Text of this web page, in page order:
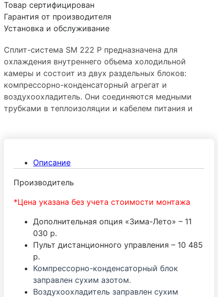
Товар сертифицирован
Гарантия от производителя
Установка и обслуживание
Сплит-система SM 222 P предназначена для
охлаждения внутреннего объема холодильной
камеры и состоит из двух раздельных блоков:
компрессорно-конденсаторный агрегат и
воздухоохладитель. Они соединяются медными
трубками в теплоизоляции и кабелем питания и
Описание
Производитель
*Цена указана без учета стоимости монтажа
Дополнительная опция «Зима-Лето» – 11
030 р.
Пульт дистанционного управления – 10 485
р.
Компрессорно-конденсаторный блок
заправлен сухим азотом.
Воздухоохладитель заправлен сухим